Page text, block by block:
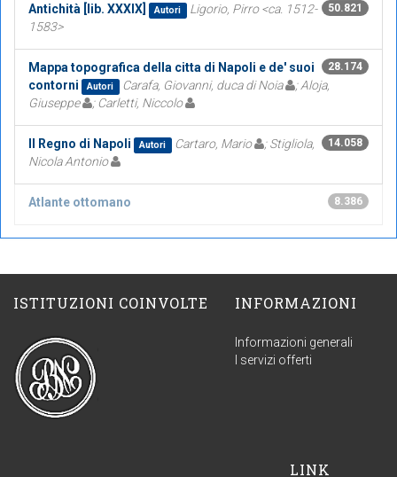
50.821
Antichità [lib. XXXIX] Autori
Ligorio, Pirro <ca. 1512-
1583>
28.174
Mappa topografica della citta di Napoli e de' suoi
contorni
Autori Carafa, Giovanni, duca di Noia
; Aloja,
Giuseppe
; Carletti, Niccolo
14.058
Il Regno di Napoli Autori Cartaro, Mario
; Stigliola,
Nicola Antonio
8.386
Atlante ottomano
ISTITUZIONI COINVOLTE INFORMAZIONI
Informazioni generali
I servizi offerti
LINK